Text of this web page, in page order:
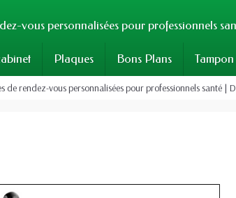
vous personnalisées pour professionnels
Plaques Bons Plans
de rendez-vous personnalisées pour professionnels santé |